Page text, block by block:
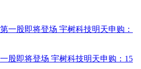
股即将登场 宇树科技明天申购：15